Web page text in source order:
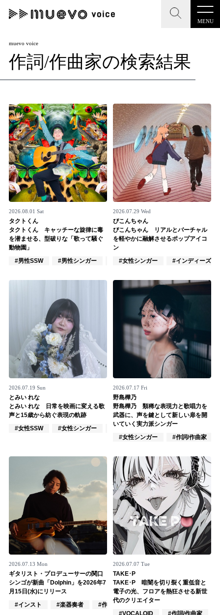
MENU
CLOSE
記事を検索する
人気ワード
#男性SSW #ポップス #女性SSW #ロック
#男性シンガー #HR/HM #女性シンガー
#ヒップホップ #男性シンガーグループ #R&B/ソウル
CLOSE
muevo media
"読者の声を形にする”音楽特化メディア
MENU
記事一覧
プレスリリース一覧
会社概要
お問い合わせ
記事リクエスト
ログイン
muevoクラウドファンディング
muevoコミュニティ
ぶいクラ！by muevo
ぶいコミュ！by muevo
ぶいマガ！ by muevo
muevo voice
作詞/作曲家の検索結果
2026.08.01 Sat
タクトくん
タクトくん キャッチーな旋律に毒
を潜ませる、型破りな「歌って騒ぐ
動物園」
#男性SSW
#男性シンガー #作詞/作曲家
2026.07.29 Wed
ぴこんちゃん
ぴこんちゃん リアルとバーチャル
を軽やかに融解させるポップアイコ
ン
#女性シンガー
#インディーズ
2026.07.19 Sun
とみい れな
とみい れな 日常を映画に変える歌
声と15歳から紡ぐ表現の軌跡
#女性SSW
#女性シンガー #インディーズ
2026.07.17 Fri
野島樺乃
野島樺乃 類稀な表現力と歌唱力を
武器に、声を鍵として新しい扉を開
いていく実力派シンガー
#女性シンガー
#作詞/作曲家
2026.07.13 Mon
ギタリスト・プロデューサーの関口
シンゴが新曲「Dolphin」を2026年7
月15日(水)にリリース
#インスト
#楽器奏者 #作詞/作曲家
2026.07.07 Tue
TAKE･P
TAKE･P 暗闇を切り裂く重低音と
電子の光、フロアを熱狂させる新世
代のクリエイター
#VOCALOID
#作詞/作曲家